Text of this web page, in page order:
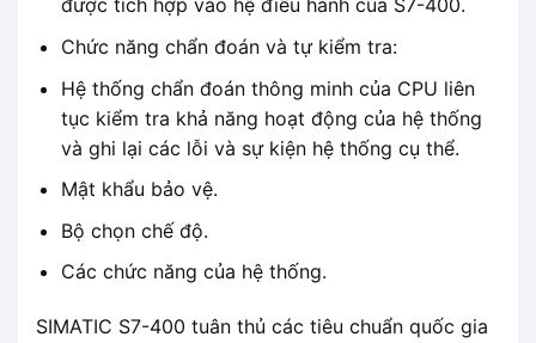
được tích hợp vào hệ điều hành của S7-400.
Chức năng chẩn đoán và tự kiểm tra:
Hệ thống chẩn đoán thông minh của CPU liên
tục kiểm tra khả năng hoạt động của hệ thống
và ghi lại các lỗi và sự kiện hệ thống cụ thể.
Mật khẩu bảo vệ.
Bộ chọn chế độ.
Các chức năng của hệ thống.
SIMATIC S7-400 tuân thủ các tiêu chuẩn quốc gia